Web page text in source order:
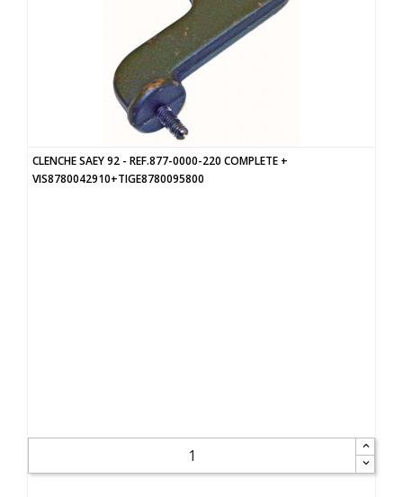
CLENCHE SAEY 92 - REF.877-0000-220 COMPLETE +
VIS8780042910+TIGE8780095800